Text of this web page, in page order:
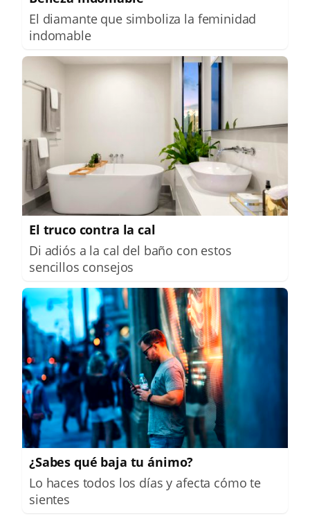
El diamante que simboliza la feminidad
indomable
El truco contra la cal
Di adiós a la cal del baño con estos
sencillos consejos
¿Sabes qué baja tu ánimo?
Lo haces todos los días y afecta cómo te
sientes